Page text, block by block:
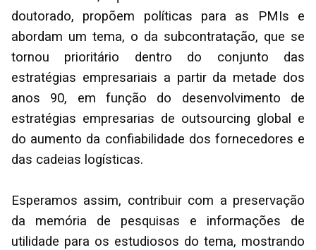
doutorado, propõem políticas para as PMIs e
abordam um tema, o da subcontratação, que se
tornou prioritário dentro do conjunto das
estratégias empresariais a partir da metade dos
anos 90, em função do desenvolvimento de
estratégias empresarias de outsourcing global e
do aumento da confiabilidade dos fornecedores e
das cadeias logísticas.
Esperamos assim, contribuir com a preservação
da memória de pesquisas e informações de
utilidade para os estudiosos do tema, mostrando